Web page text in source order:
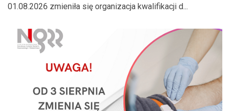
01.08.2026 zmieniła się organizacja kwalifikacji d...